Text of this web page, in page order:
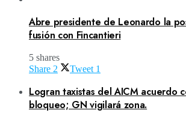
Abre presidente de Leonardo la
fusión con Fincantieri
5 shares
Share 2 Tweet 1
Logran taxistas del AICM acuerdo
bloqueo; GN vigilará zona.